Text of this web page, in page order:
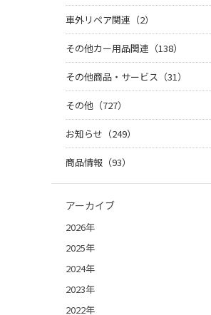
車外リペア関連（2）
その他カー用品関連（138）
その他商品・サービス（31）
その他（727）
お知らせ（249）
商品情報（93）
アーカイブ
2026年
2025年
2024年
2023年
2022年